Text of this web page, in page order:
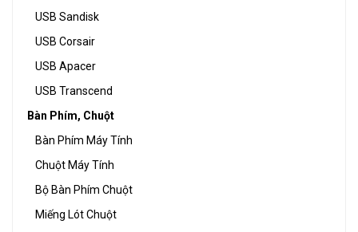
USB Sandisk
USB Corsair
USB Apacer
USB Transcend
Bàn Phím, Chuột
Bàn Phím Máy Tính
Chuột Máy Tính
Bộ Bàn Phím Chuột
Miếng Lót Chuột